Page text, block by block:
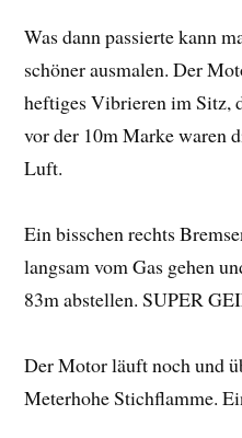
Was dann passierte kann
schöner ausmalen. Der
heftiges Vibrieren im Sitz,
vor der 10m Marke waren
Luft.
Ein bisschen rechts
langsam vom Gas gehen
83m abstellen. SUPER
Der Motor läuft noch und
Meterhohe Stichflamme.